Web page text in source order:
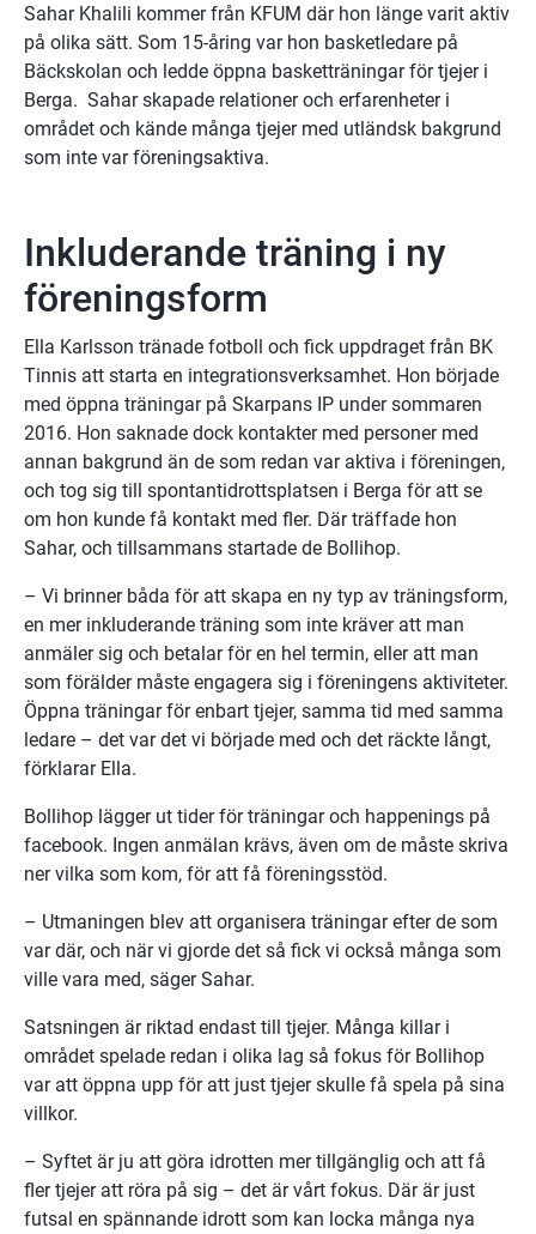
Sahar Khalili kommer från KFUM där hon länge varit aktiv
på olika sätt. Som 15-åring var hon basketledare på
Bäckskolan och ledde öppna basketträningar för tjejer i
Berga.  Sahar skapade relationer och erfarenheter i
området och kände många tjejer med utländsk bakgrund
som inte var föreningsaktiva.
Inkluderande träning i ny
föreningsform
Ella Karlsson tränade fotboll och fick uppdraget från BK
Tinnis att starta en integrationsverksamhet. Hon började
med öppna träningar på Skarpans IP under sommaren
2016. Hon saknade dock kontakter med personer med
annan bakgrund än de som redan var aktiva i föreningen,
och tog sig till spontantidrottsplatsen i Berga för att se
om hon kunde få kontakt med fler. Där träffade hon
Sahar, och tillsammans startade de Bollihop.
– Vi brinner båda för att skapa en ny typ av träningsform,
en mer inkluderande träning som inte kräver att man
anmäler sig och betalar för en hel termin, eller att man
som förälder måste engagera sig i föreningens aktiviteter.
Öppna träningar för enbart tjejer, samma tid med samma
ledare – det var det vi började med och det räckte långt,
förklarar Ella.
Bollihop lägger ut tider för träningar och happenings på
facebook. Ingen anmälan krävs, även om de måste skriva
ner vilka som kom, för att få föreningsstöd.
– Utmaningen blev att organisera träningar efter de som
var där, och när vi gjorde det så fick vi också många som
ville vara med, säger Sahar.
Satsningen är riktad endast till tjejer. Många killar i
området spelade redan i olika lag så fokus för Bollihop
var att öppna upp för att just tjejer skulle få spela på sina
villkor.
– Syftet är ju att göra idrotten mer tillgänglig och att få
fler tjejer att röra på sig – det är vårt fokus. Där är just
futsal en spännande idrott som kan locka många nya